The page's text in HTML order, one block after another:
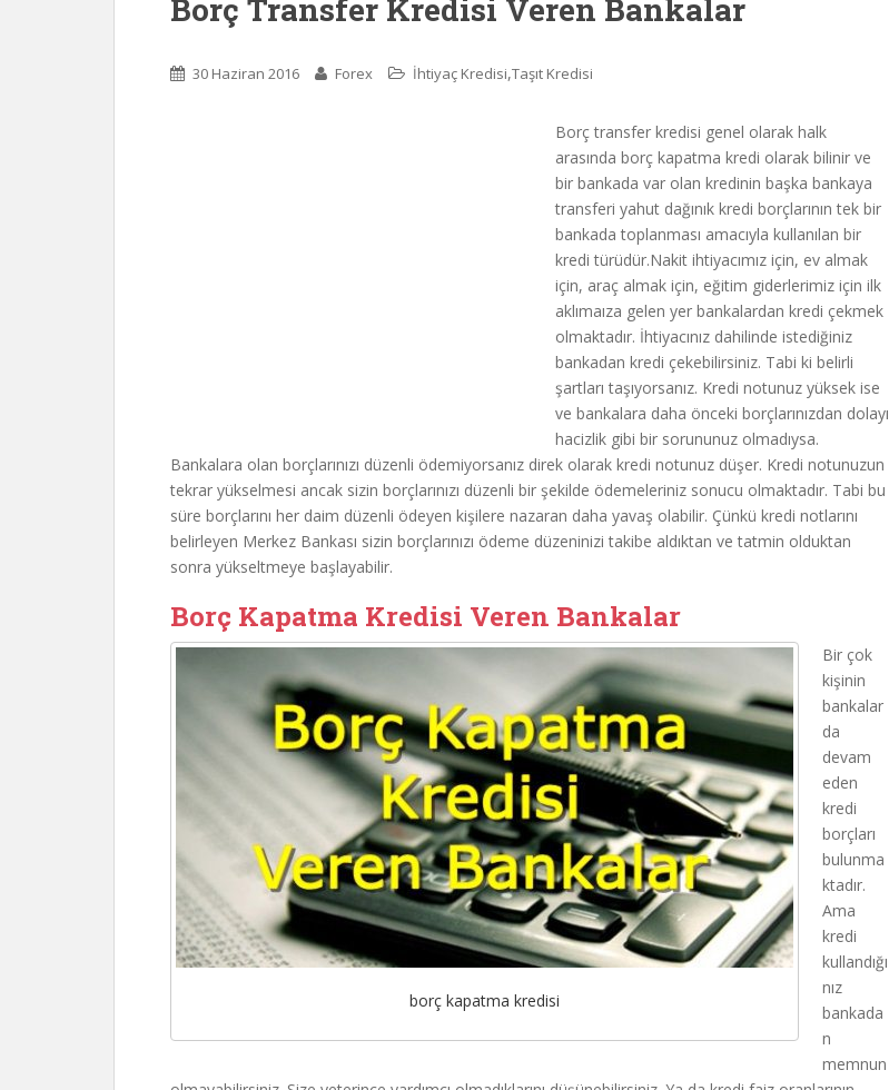
Borç Transfer Kredisi Veren Bankalar
30 Haziran 2016 Forex İhtiyaç Kredisi,Taşıt Kredisi
Borç transfer kredisi genel olarak halk
arasında borç kapatma kredi olarak bilinir ve
bir bankada var olan kredinin başka bankaya
transferi yahut dağınık kredi borçlarının tek bir
bankada toplanması amacıyla kullanılan bir
kredi türüdür.Nakit ihtiyacımız için, ev almak
için, araç almak için, eğitim giderlerimiz için ilk
aklımaıza gelen yer bankalardan kredi çekmek
olmaktadır. İhtiyacınız dahilinde istediğiniz
bankadan kredi çekebilirsiniz. Tabi ki belirli
şartları taşıyorsanız. Kredi notunuz yüksek ise
ve bankalara daha önceki borçlarınızdan dolayı
hacizlik gibi bir sorununuz olmadıysa.
Bankalara olan borçlarınızı düzenli ödemiyorsanız direk olarak kredi notunuz düşer. Kredi notunuzun
tekrar yükselmesi ancak sizin borçlarınızı düzenli bir şekilde ödemeleriniz sonucu olmaktadır. Tabi bu
süre borçlarını her daim düzenli ödeyen kişilere nazaran daha yavaş olabilir. Çünkü kredi notlarını
belirleyen Merkez Bankası sizin borçlarınızı ödeme düzeninizi takibe aldıktan ve tatmin olduktan
sonra yükseltmeye başlayabilir.
Borç Kapatma Kredisi Veren Bankalar
borç kapatma kredisi
Bir çok
kişinin
bankalar
da
devam
eden
kredi
borçları
bulunma
ktadır.
Ama
kredi
kullandığı
nız
bankada
n
memnun